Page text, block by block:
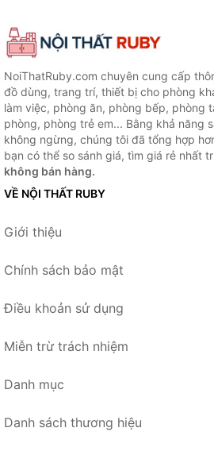
NoiThatRuby.com chuyên cung cấp
đồ dùng, trang trí, thiết bị cho phòng
làm việc, phòng ăn, phòng bếp, phòng
phòng, phòng trẻ em... Bằng khả năng
không ngừng, chúng tôi đã tổng hợp
bạn có thể so sánh giá, tìm giá rẻ nhất
không bán hàng.
VỀ NỘI THẤT RUBY
Giới thiệu
Chính sách bảo mật
Điều khoản sử dụng
Miễn trừ trách nhiệm
Danh mục
Danh sách thương hiệu